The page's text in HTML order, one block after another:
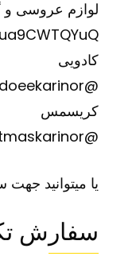
لوازم عروسی و
کادویی
@kadoeekarinor
کریسمس
@christmaskarinor
یا میتوانید جهت سفارش
سفارش